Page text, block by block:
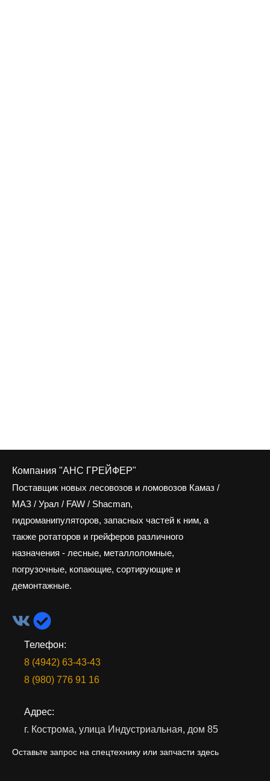
Компания "АНС ГРЕЙФЕР"
Поставщик новых лесовозов и ломовозов Камаз /
МАЗ / Урал / FAW / Shacman,
гидроманипуляторов, запасных частей к ним, а
также ротаторов и грейферов различного
назначения - лесные, металлоломные,
погрузочные, копающие, сортирующие и
демонтажные.
Телефон:
8 (4942) 63-43-43
8 (980) 776 91 16
Адрес:
г. Кострома, улица Индустриальная, дом 85
Оставьте запрос на спецтехнику или запчасти здесь